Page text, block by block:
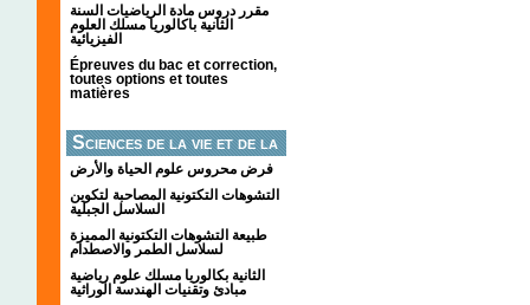
مقرر دروس مادة الرياضيات السنة
الثانية باكالوريا مسلك العلوم
الفيزيائية
Épreuves du bac et correction,
toutes options et toutes
matières
Sciences de la vie et de la
terre
فرض محروس علوم الحياة والأرض
التشوهات التكتونیة المصاحبة لتكوین
السلاسل الجبلیة
طبيعة التشوهات التكتونية المميزة
لسلاسل الطمر والاصطدام
الثانية بكالوريا مسلك علوم رياضية
مبادئ وتقنيات الهندسة الوراثية